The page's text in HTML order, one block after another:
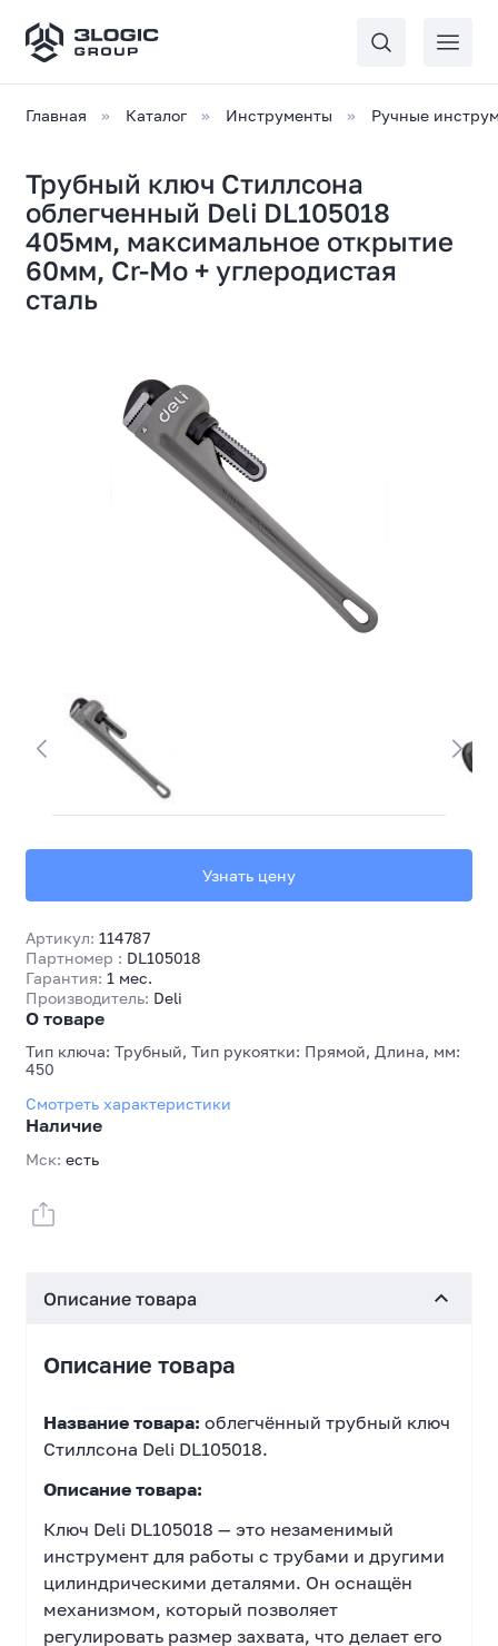
Главная Каталог Инструменты Ручные
Трубный ключ Стиллсона
облегченный Deli DL105018
405мм, максимальное открытие
60мм, Cr-Mo + углеродистая
сталь
Артикул: 114787
Партномер : DL105018
Гарантия: 1 мес.
Производитель: Deli
О товаре
Тип ключа: Трубный, Тип рукоятки: Прямой, Длина, мм:
450
Смотреть характеристики
Наличие
Мск:есть
Узнать цену
Описание товара
Описание товара
Название товара: облегчённый трубный ключ
Стиллсона Deli DL105018.
Описание товара:
Ключ Deli DL105018 — это незаменимый
инструмент для работы с трубами и другими
цилиндрическими деталями. Он оснащён
механизмом, который позволяет
регулировать размер захвата, что делает его